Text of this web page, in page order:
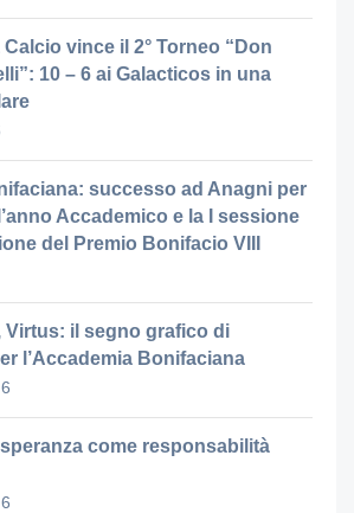
vince il 2° Torneo “Don
10 – 6 ai Galacticos in una
successo ad Anagni per
Accademico e la I sessione
del Premio Bonifacio VIII
Virtus: il segno grafico di
l’Accademia Bonifaciana
speranza come responsabilità